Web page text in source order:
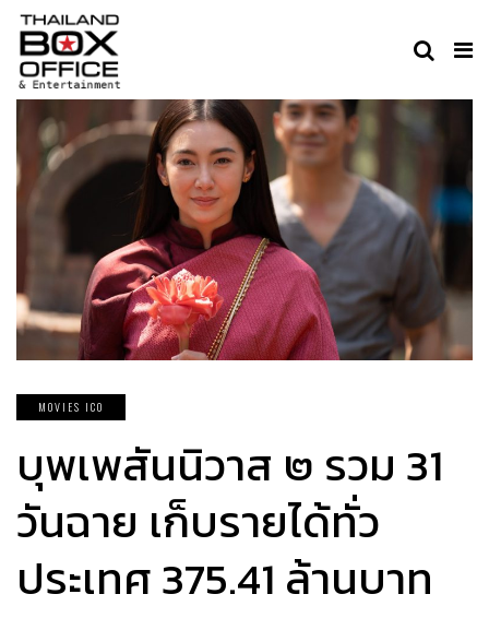
MOVIES ICO
บุพเพสันนิวาส ๒ รวม 31
วันฉาย เก็บรายได้ทั่ว
ประเทศ 375.41 ล้านบาท